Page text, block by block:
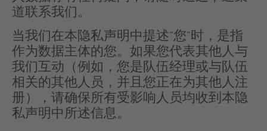
participant.
We need to prevent cheating and
fraudulent actions. If competitions
lack fairness and security,
competitive games will lose players as
well as audiences. Processing the data
to prevent cheating and fraudulent
actions helps to ensure a fair and
道联系我们。
当我们在本隐私声明中提述“您”时，是指
作为数据主体的您。如果您代表其他人与
我们互动（例如，您是队伍经理或与队伍
相关的其他人员，并且您正在为其他人注
册），请确保所有受影响人员均收到本隐
私声明中所述信息。